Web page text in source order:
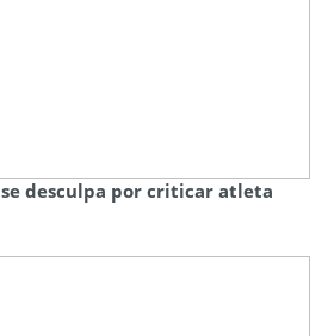
desculpa por criticar atleta